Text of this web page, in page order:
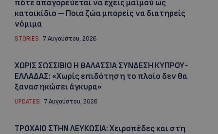
πότε απαγορεύεται να έχεις μαϊμού ως
κατοικίδιο – Ποια ζώα μπορείς να διατηρείς
νόμιμα
STORIES 7 Αυγούστου, 2026
ΧΩΡΙΣ ΣΩΣΣΙΒΙΟ Η ΘΑΛΑΣΣΙΑ ΣΥΝΔΕΣΗ ΚΥΠΡΟΥ-
ΕΛΛΑΔΑΣ: «Χωρίς επιδότηση το πλοίο δεν θα
ξανασηκώσει άγκυρα»
UPDATES 7 Αυγούστου, 2026
ΤΡΟΧΑΙΟ ΣΤΗΝ ΛΕΥΚΩΣΙΑ: Χειροπέδες και στη